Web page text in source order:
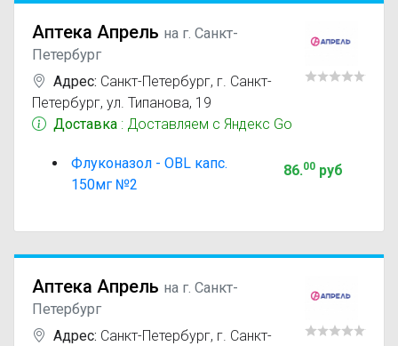
Аптека Апрель на г. Санкт-
Петербург
Адрес: Санкт-Петербург, г. Санкт-
Петербург, ул. Типанова, 19
Доставка : Доставляем с Яндекс Go
Флуконазол - OBL капс.
150мг №2
86.00руб
Аптека Апрель на г. Санкт-
Петербург
Адрес: Санкт-Петербург, г. Санкт-